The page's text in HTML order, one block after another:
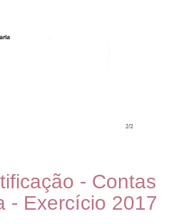
- Contas
- Exercício 2017